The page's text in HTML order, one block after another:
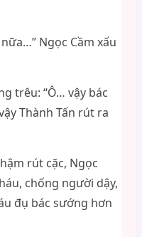
Ngọc Cầm xấu
trêu: “Ô… vậy bác
Thành Tấn rút ra
rút cặc, Ngọc
chống người dậy,
đụ bác sướng hơn